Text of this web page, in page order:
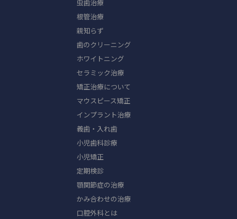
虫歯治療
根管治療
親知らず
歯のクリーニング
ホワイトニング
セラミック治療
矯正治療について
マウスピース矯正
インプラント治療
義歯・入れ歯
小児歯科診療
小児矯正
定期検診
顎関節症の治療
かみ合わせの治療
口腔外科とは